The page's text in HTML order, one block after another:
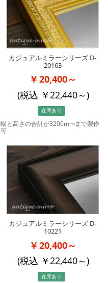
カジュアルミラーシリーズ D-
20163
20,400～
(税込
22,440～)
在庫あり
幅と高さの合計が3200mmまで製作
可
カジュアルミラーシリーズ D-
10221
20,400～
(税込
22,440～)
在庫あり